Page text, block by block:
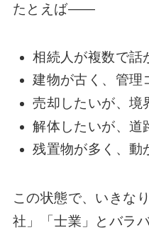
たとえば——
相続人が複数で話
建物が古く、管理
売却したいが、境
解体したいが、道
残置物が多く、動
この状態で、いきな
社」「士業」とバラ